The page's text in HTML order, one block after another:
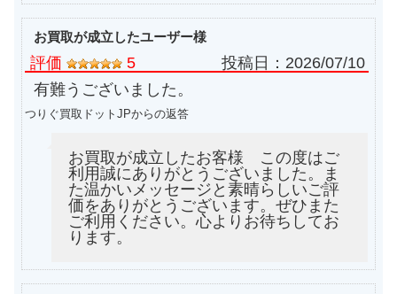
お買取が成立したユーザー様
評価 5 投稿日： 2026/07/10
有難うございました。
つりぐ買取ドットJPからの返答
お買取が成立したお客様 この度はご
利用誠にありがとうございました。ま
た温かいメッセージと素晴らしいご評
価をありがとうございます。ぜひまた
ご利用ください。心よりお待ちしてお
ります。